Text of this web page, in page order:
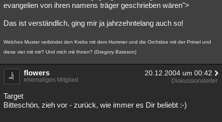
evangelien von ihren namens träger geschrieben wären">
Das ist verständlich, ging mir ja jahrzehntelang auch so!
Welches Muster verbindet den Krebs mit dem Hummer und die Orchidee mit der Primel und
diese vier mit mir? Und mich mit Ihnen? (Gregory Bateson)
flowers 20.12.2004 um 00:42
ehemaliges Mitglied Diskussionsleiter
Target
Bitteschön, zieh vor - zurück, wie immer es Dir beliebt :-)